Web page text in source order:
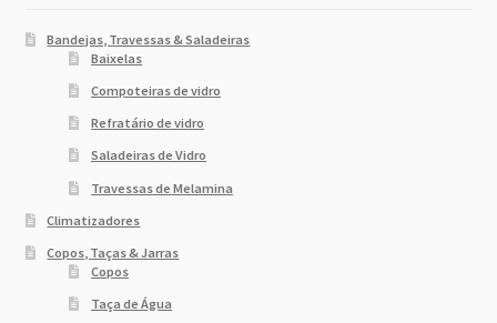
Price table
Search box
Bandejas, Travessas & Saladeiras
Baixelas
Compoteiras de vidro
Refratário de vidro
Saladeiras de Vidro
Travessas de Melamina
Climatizadores
Copos, Taças & Jarras
Copos
Taça de Água